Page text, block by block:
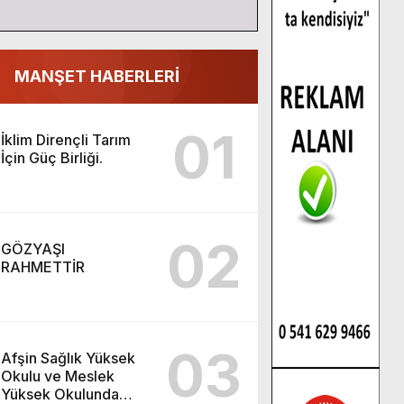
MANŞET HABERLERİ
İklim Dirençli Tarım
İçin Güç Birliği.
01
GÖZYAŞI
RAHMETTİR
02
Afşin Sağlık Yüksek
Okulu ve Meslek
Yüksek Okulunda
03